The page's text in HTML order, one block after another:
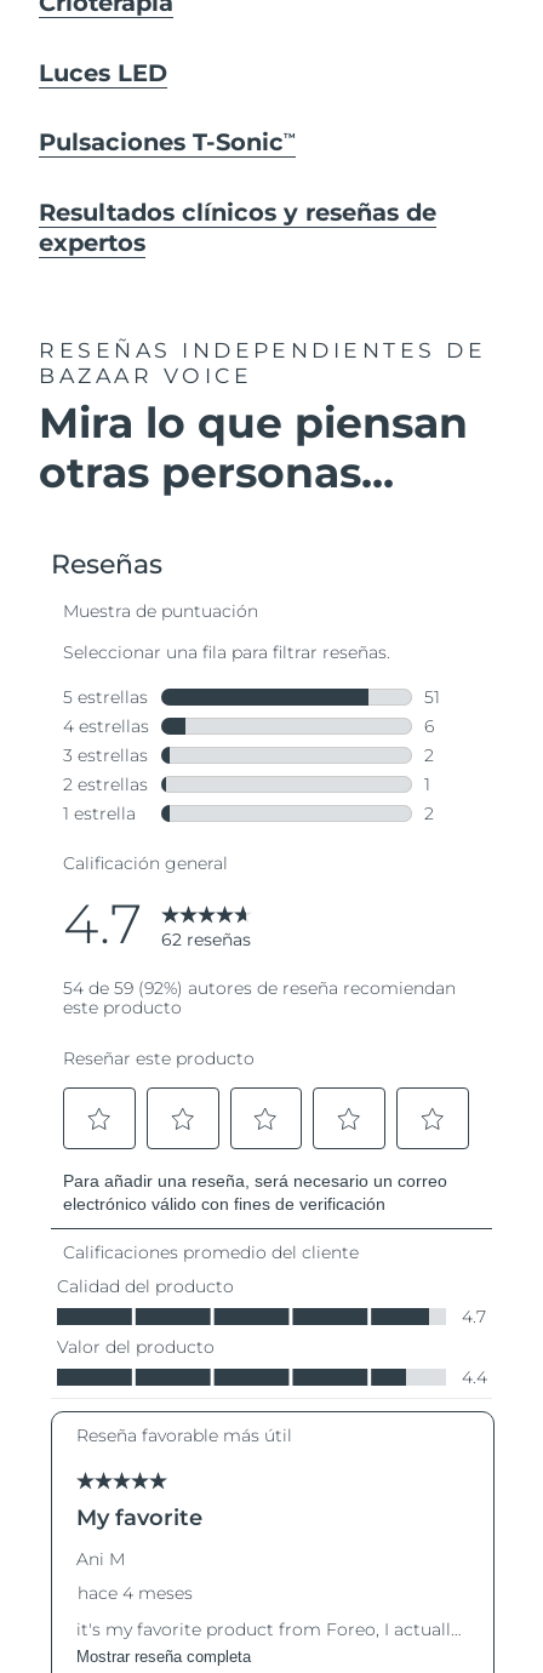
Luces LED
Pulsaciones T-SonicTM
Resultados clínicos y reseñas de
expertos
RESEÑAS INDEPENDIENTES
DE
BAZAAR VOICE
Mira lo que piensan
otras personas...